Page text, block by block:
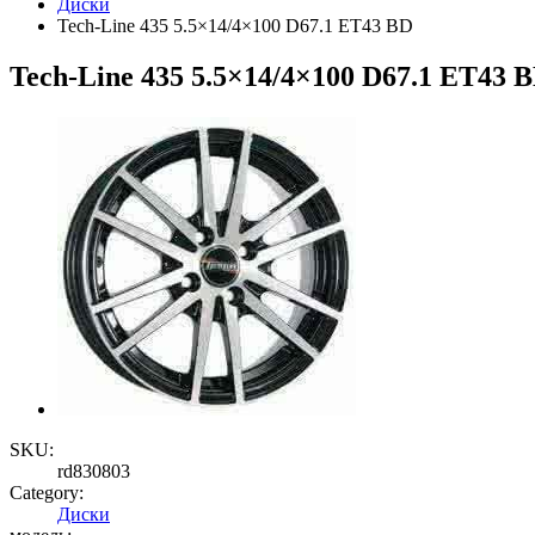
Диски
Tech-Line 435 5.5×14/4×100 D67.1 ET43 BD
Tech-Line 435 5.5×14/4×100 D67.1 ET43
SKU:
rd830803
Category:
Диски